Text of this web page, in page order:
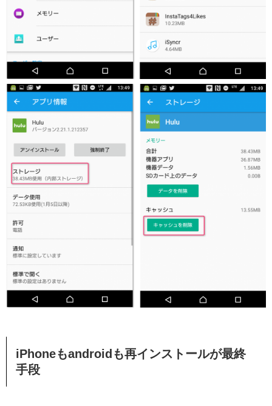
iPhoneもandroidも再インストールが最終
手段